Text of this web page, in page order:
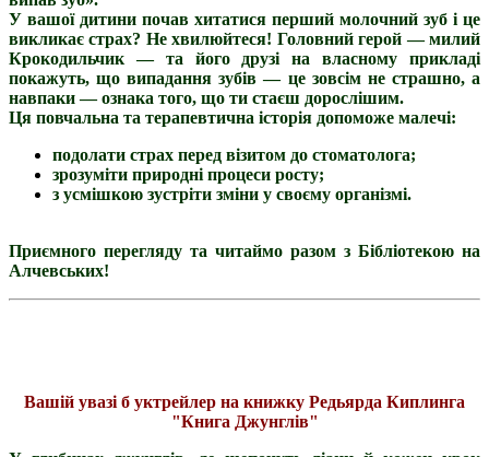
У вашої дитини почав хитатися перший молочний зуб і це
викликає страх? Не хвилюйтеся! Головний герой — милий
Крокодильчик — та його друзі на власному прикладі
покажуть, що випадання зубів — це зовсім не страшно, а
навпаки — ознака того, що ти стаєш дорослішим.
Ця повчальна та терапевтична історія допоможе малечі:
подолати страх перед візитом до стоматолога;
зрозуміти природні процеси росту;
з усмішкою зустріти зміни у своєму організмі.
Приємного перегляду та читаймо разом з Бібліотекою на
Алчевських!
Вашій увазі б уктрейлер на книжку Редьярда Киплинга
"Книга Джунглів"